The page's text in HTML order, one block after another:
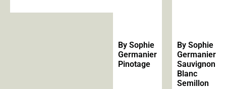
By Sophie
Germanier
Pinotage
By Sophie
Germanier
Sauvignon
Blanc
Semillon